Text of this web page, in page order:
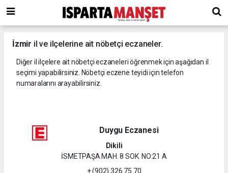
İzmir il ve ilçelerine ait nöbetçi eczaneler.
Diğer il ilçelere ait nöbetçi eczaneleri öğrenmek için aşağıdan il
seçimi yapabilirsiniz. Nöbetçi eczene teyidi için telefon
numaralarını arayabilirsiniz.
Duygu Eczanesi
Dikili
İSMETPAŞA MAH. 8 SOK. NO:21 A
+ (902) 326 75 70